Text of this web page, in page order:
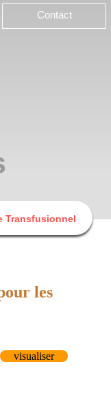
Contact
Transfusionnel
les
visualiser